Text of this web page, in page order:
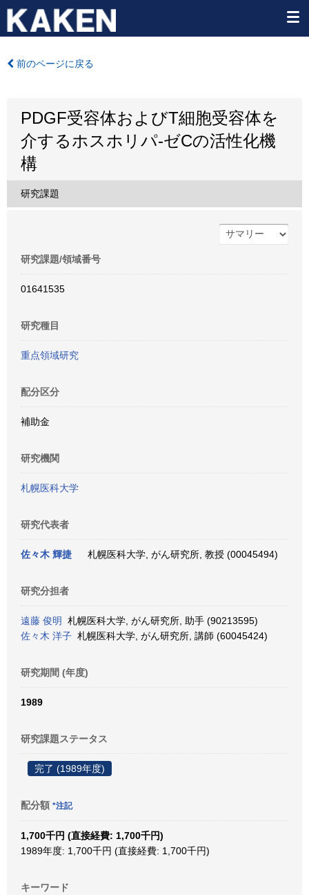
前のページに戻る
PDGF受容体およびT細胞受容体を
介するホスホリパ-ゼCの活性化機
構
研究課題
研究課題/領域番号
01641535
研究種目
重点領域研究
配分区分
補助金
研究機関
札幌医科大学
研究代表者
佐々木 輝捷 札幌医科大学, がん研究所, 教授 (00045494)
研究分担者
遠藤 俊明
札幌医科大学, がん研究所, 助手 (90213595)
佐々木 洋子 札幌医科大学, がん研究所, 講師 (60045424)
研究期間 (年度)
1989
研究課題ステータス
完了 (1989年度)
配分額 *注記
1,700千円 (直接経費: 1,700千円)
1989年度: 1,700千円 (直接経費: 1,700千円)
キーワード